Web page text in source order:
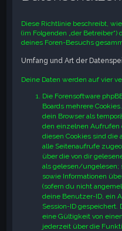
Diese Richtlinie beschreibt,
(im Folgenden „der
deines Foren-Besuchs
Umfang und Art der
Deine Daten werden auf vier
Die Forensoftware
Boards mehrere
dein Browser als
den einzelnen Aufrufen
diesen Cookies sind die
alle Seitenaufrufe
über die von dir
als gelesen/ungelesen;
sowie Informationen
(sofern du nicht
deine Benutzer-ID, ein
Session-ID gespeichert.
eine Gültigkeit von
jederzeit über die